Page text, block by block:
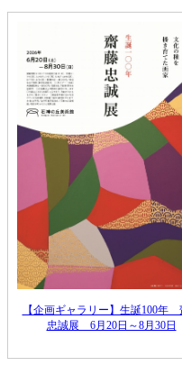
【企画ギャラリー】生誕100年
忠誠展 6月20日～8月30日